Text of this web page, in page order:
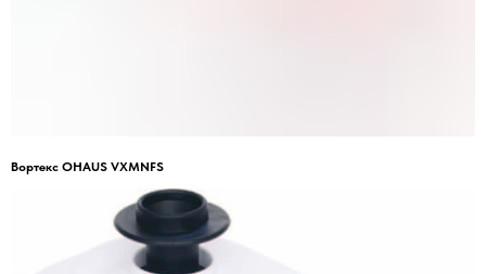
Вортекс OHAUS VXMNFS